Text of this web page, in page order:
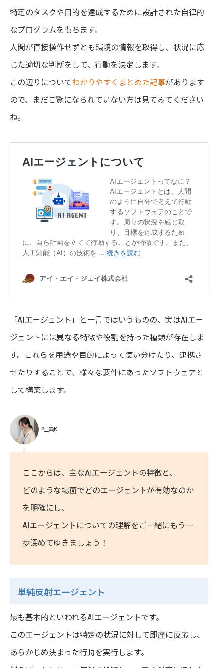
特定のタスクや目的を達成するために設計された自律的
なプログラムをもちます。
人間が直接操作せずとも環境の情報を取得し、状況に応
じた適切な判断をして、行動を決定します。
この辺りについてわかりやすくまとめた記事があります
ので、まだご覧になられていない方は見てみてください
ね。
「AIエージェント」と一言ではいうものの、実はAIエー
ジェントには異なる特徴や役割を持った種類が存在しま
す。これらを用途や目的によって使い分けたり、連携さ
せたりすることで、様々な要件にあったソフトウェアと
して構築します。
社員K
ここからは、主なAIエージェントの特徴と、
どのような場面でどのエージェントが有効なのか
を明確にし、
AIエージェントについての理解をご一緒にもう一
歩深めてゆきましょう！
単純反射エージェント
最も基本的といわれるAIエージェントです。
このエージェントは特定の状況に対して即座に反応し、
あらかじめ決まった行動を実行します。